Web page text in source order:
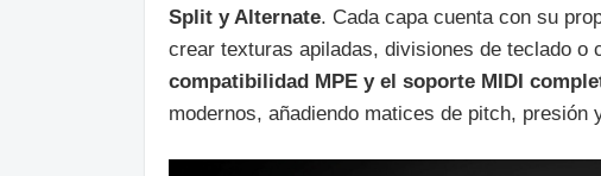
Split y Alternate. Cada capa cuenta con su
crear texturas apiladas, divisiones de teclado
compatibilidad MPE y el soporte MIDI
modernos, añadiendo matices de pitch,